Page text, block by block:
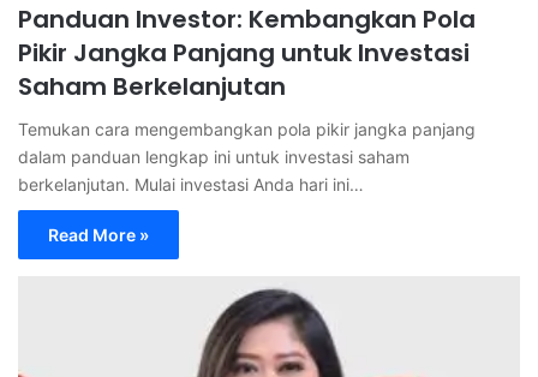
Panduan Investor: Kembangkan Pola
Pikir Jangka Panjang untuk Investasi
Saham Berkelanjutan
Temukan cara mengembangkan pola pikir jangka panjang
dalam panduan lengkap ini untuk investasi saham
berkelanjutan. Mulai investasi Anda hari ini…
Read More »